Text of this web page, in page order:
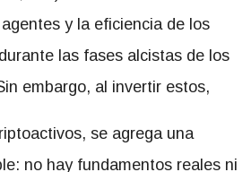
y la eficiencia de los
las fases alcistas de los
embargo, al invertir estos,
se agrega una
no hay fundamentos reales ni